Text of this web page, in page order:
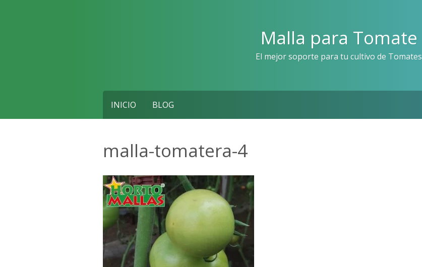
Malla para Tomate
El mejor soporte para tu cultivo de Tomates
INICIO BLOG
malla-tomatera-4